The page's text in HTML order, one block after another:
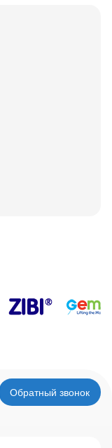
Обратный звонок